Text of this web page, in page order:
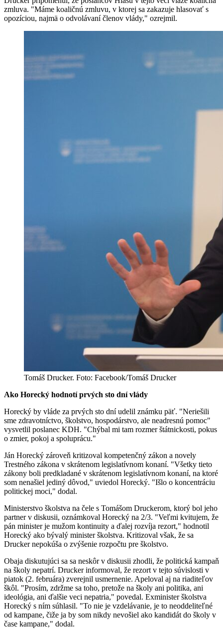
zmluva. "Máme koaličnú zmluvu, v ktorej sa zakazuje hlasovať s
opozíciou, najmä o odvolávaní členov vlády," ozrejmil.
Tomáš Drucker. Foto: Facebook/Tomáš Drucker
Ako Horecký hodnotí prvých sto dní vlády
Horecký by vláde za prvých sto dní udelil známku päť. "Neriešili
sme zdravotníctvo, školstvo, hospodárstvo, ale neadresnú pomoc"
vysvetlil poslanec KDH. "Chýbal mi tam rozmer štátnickosti, pokus
o zmier, pokoj a spoluprácu."
Ján Horecký zároveň kritizoval kompetenčný zákon a novely
Trestného zákona v skrátenom legislatívnom konaní. "Všetky tieto
zákony boli predkladané v skrátenom legislatívnom konaní, na ktoré
som nenašiel jediný dôvod," uviedol Horecký. "Išlo o koncentráciu
politickej moci," dodal.
Ministerstvo školstva na čele s Tomášom Druckerom, ktorý bol jeho
partner v diskusii, oznámkoval Horecký na 2/3. "Veľmi kvitujem, že
pán minister je mužom kontinuity a ďalej rozvíja rezort," hodnotil
Horecký ako bývalý minister školstva. Kritizoval však, že sa
Drucker nepokúša o zvýšenie rozpočtu pre školstvo.
Obaja diskutujúci sa sa neskôr v diskusii zhodli, že politická kampaň
na školy nepatrí. Drucker informoval, že rezort v tejto súvislosti v
piatok (2. februára) zverejnil usmernenie. Apeloval aj na riaditeľov
škôl. "Prosím, zdržme sa toho, pretože na školy ani politika, ani
ideológia, ani ďalšie veci nepatria," povedal. Exminister školstva
Horecký s ním súhlasil. "To nie je vzdelávanie, je to neoddeliteľné
od kampane, čiže ja by som nikdy nevošiel ako kandidát do školy v
čase kampane," dodal.